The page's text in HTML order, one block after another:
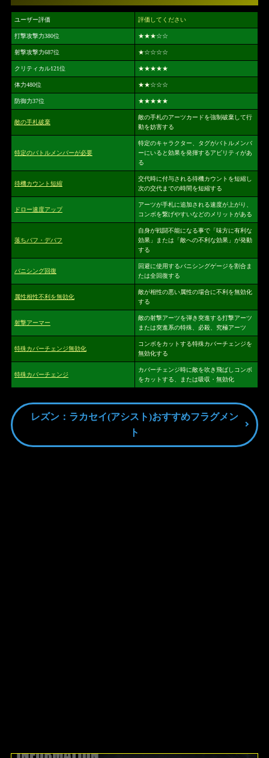
ユーザー評価 評価してください
打撃攻撃力380位 ★★★☆☆
射撃攻撃力687位 ★☆☆☆☆
クリティカル121位 ★★★★★
体力480位 ★★☆☆☆
防御力37位 ★★★★★
敵の手札破棄
敵の手札のアーツカードを強制破棄して行
動を妨害する
特定のバトルメンバーが必要
特定のキャラクター、タグがバトルメンバ
ーにいると効果を発揮するアビリティがあ
る
待機カウント短縮
交代時に付与される待機カウントを短縮し
次の交代までの時間を短縮する
ドロー速度アップ
アーツが手札に追加される速度が上がり、
コンボを繋げやすいなどのメリットがある
落ちバフ・デバフ
自身が戦闘不能になる事で「味方に有利な
効果」または「敵への不利な効果」が発動
する
バニシング回復
回避に使用するバニシングゲージを割合ま
たは全回復する
属性相性不利を無効化
敵が相性の悪い属性の場合に不利を無効化
する
射撃アーマー
敵の射撃アーツを弾き突進する打撃アーツ
または突進系の特殊、必殺、究極アーツ
特殊カバーチェンジ無効化
コンボをカットする特殊カバーチェンジを
無効化する
特殊カバーチェンジ
カバーチェンジ時に敵を吹き飛ばしコンボ
をカットする、または吸収・無効化
レズン：ラカセイ(アシスト)おすすめフラグメン
ト